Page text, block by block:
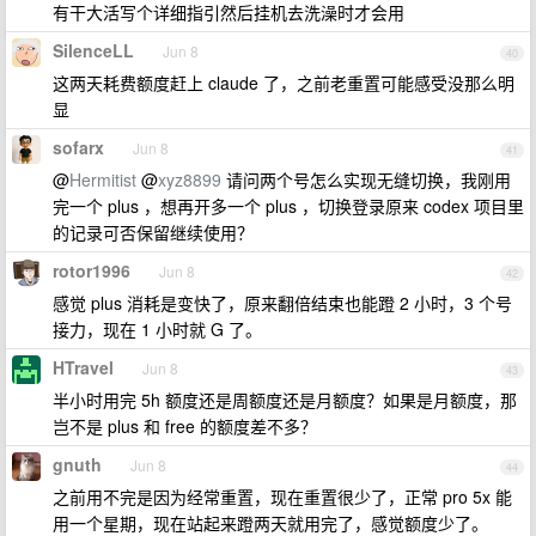
有干大活写个详细指引然后挂机去洗澡时才会用
40
SilenceLL Jun 8
这两天耗费额度赶上 claude 了，之前老重置可能感受没那么明
显
41
sofarx Jun 8
@Hermitist @xyz8899 请问两个号怎么实现无缝切换，我刚用
完一个 plus ，想再开多一个 plus ，切换登录原来 codex 项目里
的记录可否保留继续使用？
42
rotor1996 Jun 8
感觉 plus 消耗是变快了，原来翻倍结束也能蹬 2 小时，3 个号
接力，现在 1 小时就 G 了。
43
HTravel Jun 8
半小时用完 5h 额度还是周额度还是月额度？如果是月额度，那
岂不是 plus 和 free 的额度差不多？
44
gnuth Jun 8
之前用不完是因为经常重置，现在重置很少了，正常 pro 5x 能
用一个星期，现在站起来蹬两天就用完了，感觉额度少了。